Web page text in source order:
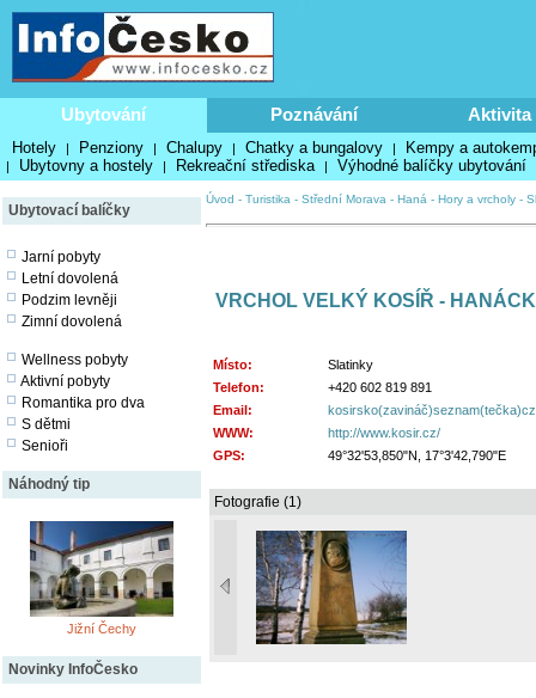
Ubytování Poznávání Aktivita
Hotely | Penziony | Chalupy | Chatky a bungalovy | Kempy a
| Ubytovny a hostely | Rekreační střediska | Výhodné balíčky ubytování
Ubytovací balíčky
Jarní pobyty
Letní dovolená
Podzim levněji
Zimní dovolená
Wellness pobyty
Aktivní pobyty
Romantika pro dva
S dětmi
Senioři
Náhodný tip
Jižní Čechy
Novinky InfoČesko
Úvod - Turistika - Střední Morava - Haná - Hory a vrcholy -
VRCHOL VELKÝ KOSÍŘ -
Místo:
Slatinky
Telefon:
+420 602 819 891
Email:
kosirsko(zavináč)seznam(tečka)cz
WWW:
http://www.kosir.cz/
GPS:
49°32'53,850"N, 17°3'42,790"E
Fotografie (1)